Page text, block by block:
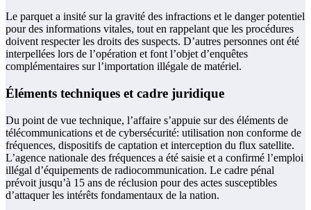
Le parquet a insité sur la gravité des infractions et le danger potentiel
pour des informations vitales, tout en rappelant que les procédures
doivent respecter les droits des suspects. D’autres personnes ont été
interpellées lors de l’opération et font l’objet d’enquêtes
complémentaires sur l’importation illégale de matériel.
Éléments techniques et cadre juridique
Du point de vue technique, l’affaire s’appuie sur des éléments de
télécommunications et de cybersécurité: utilisation non conforme de
fréquences, dispositifs de captation et interception du flux satellite.
L’agence nationale des fréquences a été saisie et a confirmé l’emploi
illégal d’équipements de radiocommunication. Le cadre pénal
prévoit jusqu’à 15 ans de réclusion pour des actes susceptibles
d’attaquer les intérêts fondamentaux de la nation.